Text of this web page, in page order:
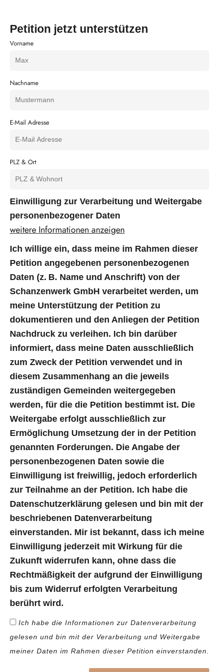
Petition jetzt unterstützen
Vorname
Nachname
E-Mail Adresse
PLZ & Ort
Einwilligung zur Verarbeitung und Weitergabe
personenbezogener Daten
weitere Informationen anzeigen
Ich willige ein, dass meine im Rahmen dieser
Petition angegebenen personenbezogenen
Daten (z. B. Name und Anschrift) von der
Schanzenwerk GmbH verarbeitet werden, um
meine Unterstützung der Petition zu
dokumentieren und den Anliegen der Petition
Nachdruck zu verleihen. Ich bin darüber
informiert, dass meine Daten ausschließlich
zum Zweck der Petition verwendet und in
diesem Zusammenhang an die jeweils
zuständigen Gemeinden weitergegeben
werden, für die die Petition bestimmt ist. Die
Weitergabe erfolgt ausschließlich zur
Ermöglichung Umsetzung der in der Petition
genannten Forderungen. Die Angabe der
personenbezogenen Daten sowie die
Einwilligung ist freiwillig, jedoch erforderlich
zur Teilnahme an der Petition. Ich habe die
Datenschutzerklärung gelesen und bin mit der
beschriebenen Datenverarbeitung
einverstanden. Mir ist bekannt, dass ich meine
Einwilligung jederzeit mit Wirkung für die
Zukunft widerrufen kann, ohne dass die
Rechtmäßigkeit der aufgrund der Einwilligung
bis zum Widerruf erfolgten Verarbeitung
berührt wird.
Ich habe die Informationen zur Datenverarbeitung
gelesen und bin mit der Verarbeitung und Weitergabe
meiner Daten im Rahmen dieser Petition einverstanden.